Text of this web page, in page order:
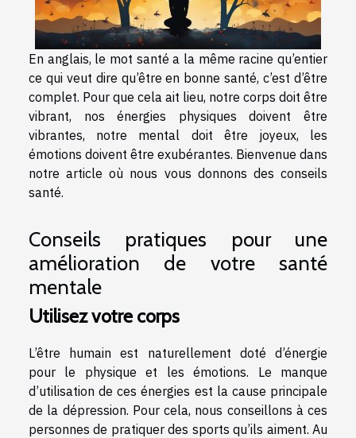
En anglais, le mot santé a la même racine qu’entier
ce qui veut dire qu’être en bonne santé, c’est d’être
complet. Pour que cela ait lieu, notre corps doit être
vibrant, nos énergies physiques doivent être
vibrantes, notre mental doit être joyeux, les
émotions doivent être exubérantes. Bienvenue dans
notre article où nous vous donnons des conseils
santé.
Conseils pratiques pour une
amélioration de votre santé
mentale
Utilisez votre corps
L’être humain est naturellement doté d’énergie
pour le physique et les émotions. Le manque
d’utilisation de ces énergies est la cause principale
de la dépression. Pour cela, nous conseillons à ces
personnes de pratiquer des sports qu’ils aiment. Au